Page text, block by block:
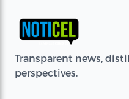
Transparent news,
perspectives.